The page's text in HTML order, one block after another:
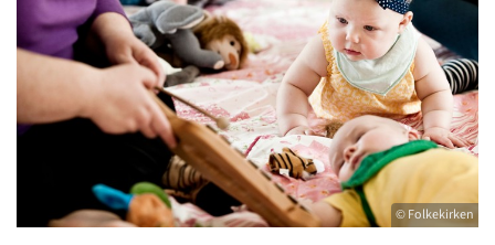
© Folkekirken